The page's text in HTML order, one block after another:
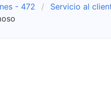
- 472 Servicio al